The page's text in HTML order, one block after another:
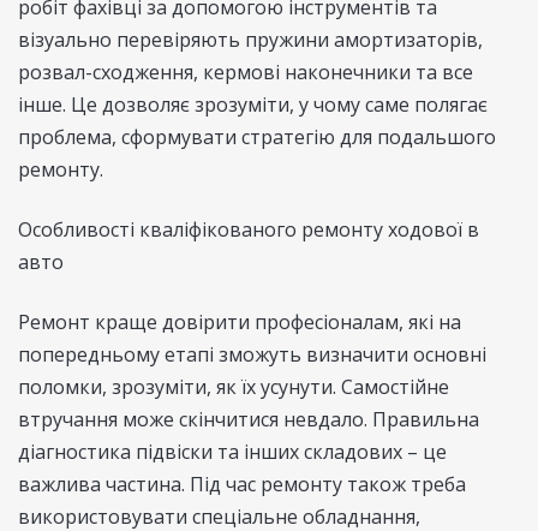
робіт фахівці за допомогою інструментів та
візуально перевіряють пружини амортизаторів,
розвал-сходження, кермові наконечники та все
інше. Це дозволяє зрозуміти, у чому саме полягає
проблема, сформувати стратегію для подальшого
ремонту.
Особливості кваліфікованого ремонту ходової в
авто
Ремонт краще довірити професіоналам, які на
попередньому етапі зможуть визначити основні
поломки, зрозуміти, як їх усунути. Самостійне
втручання може скінчитися невдало. Правильна
діагностика підвіски та інших складових – це
важлива частина. Під час ремонту також треба
використовувати спеціальне обладнання,